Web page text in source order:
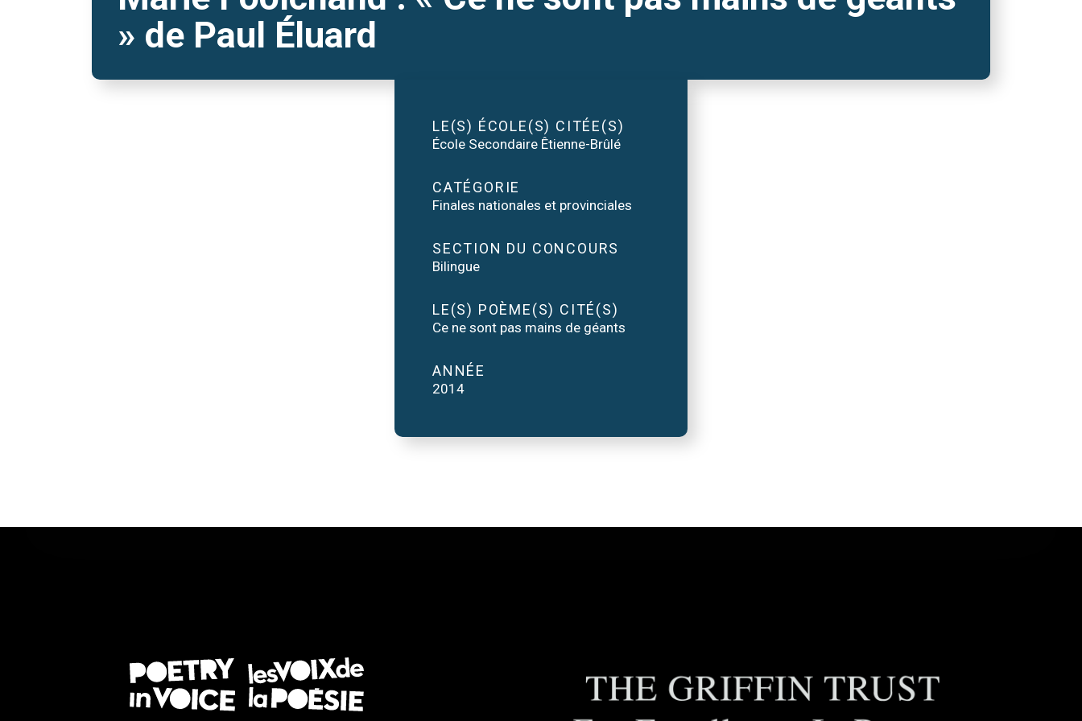
» de Paul Éluard
LE(S) ÉCOLE(S) CITÉE(S)
École Secondaire Êtienne-Brûlé
CATÉGORIE
Finales nationales et provinciales
SECTION DU CONCOURS
Bilingue
LE(S) POÈME(S) CITÉ(S)
Ce ne sont pas mains de géants
ANNÉE
2014